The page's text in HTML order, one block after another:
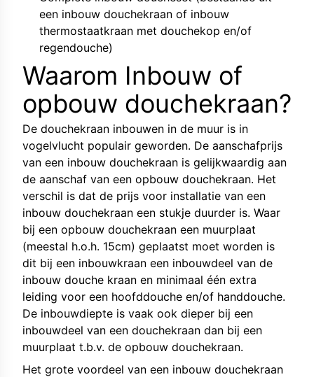
een inbouw douchekraan of inbouw
thermostaatkraan met douchekop en/of
regendouche)
Waarom Inbouw of
opbouw douchekraan?
De douchekraan inbouwen in de muur is in
vogelvlucht populair geworden. De aanschafprijs
van een inbouw douchekraan is gelijkwaardig aan
de aanschaf van een opbouw douchekraan. Het
verschil is dat de prijs voor installatie van een
inbouw douchekraan een stukje duurder is. Waar
bij een opbouw douchekraan een muurplaat
(meestal h.o.h. 15cm) geplaatst moet worden is
dit bij een inbouwkraan een inbouwdeel van de
inbouw douche kraan en minimaal één extra
leiding voor een hoofddouche en/of handdouche.
De inbouwdiepte is vaak ook dieper bij een
inbouwdeel van een douchekraan dan bij een
muurplaat t.b.v. de opbouw douchekraan.
Het grote voordeel van een inbouw douchekraan